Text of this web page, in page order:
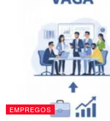
EMPREGOS